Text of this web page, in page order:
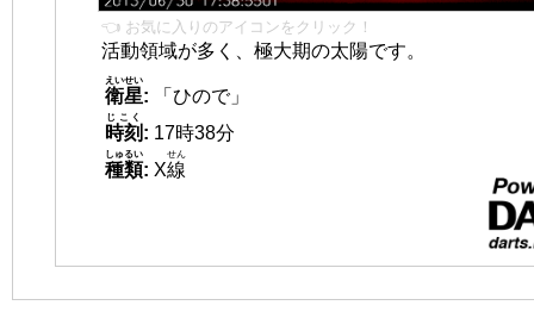
👈 お気に入りのアイコンをクリック！
活動領域が多く、極大期の太陽です。
衛星
えいせい
:
「ひので」
時刻
じこく
: 17時38分
種類
しゅるい
: X線
せん